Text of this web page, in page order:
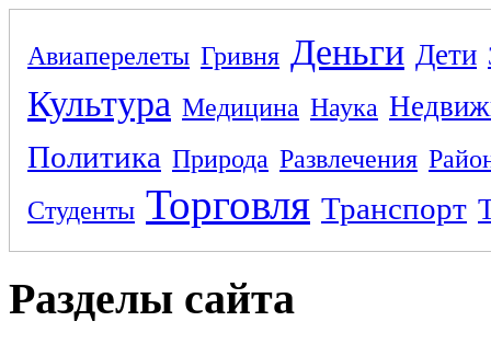
Авиаперелеты Гривня Деньги Дети
Культура Медицина Наука
Политика Природа Развлечения
Студенты Торговля Транспорт
Разделы сайта